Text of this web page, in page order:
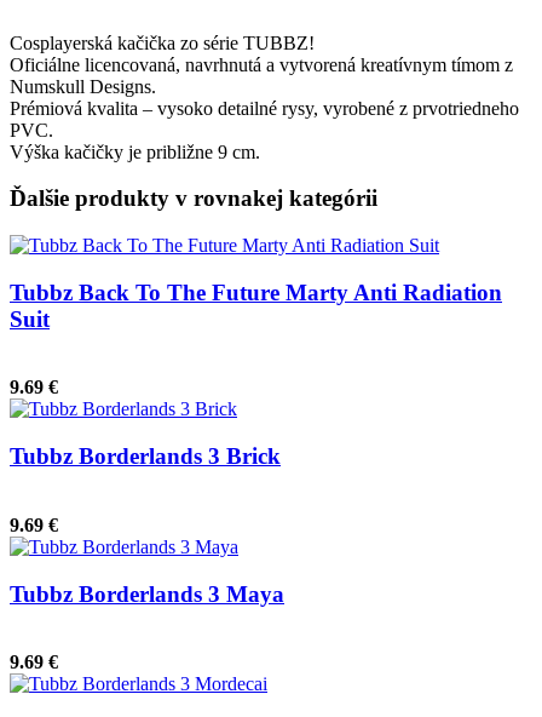
Cosplayerská kačička zo série TUBBZ!
Oficiálne licencovaná, navrhnutá a vytvorená kreatívnym tímom z
Numskull Designs.
Prémiová kvalita – vysoko detailné rysy, vyrobené z prvotriedneho
PVC.
Výška kačičky je približne 9 cm.
Ďalšie produkty v rovnakej kategórii
Tubbz Back To The Future Marty Anti Radiation
Suit
9.69 €
Tubbz Borderlands 3 Brick
9.69 €
Tubbz Borderlands 3 Maya
9.69 €